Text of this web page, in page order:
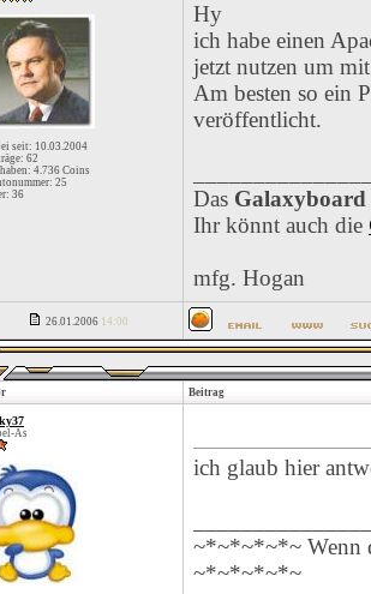
seit: 10.03.2004
62
4.736 Coins
25
36
Hy
ich habe einen
jetzt nutzen um
Am besten so ein
veröffentlicht.
Das Galaxyboard
Ihr könnt auch die
mfg. Hogan
26.01.2006 14:00
Beitrag
As
ich glaub hier
~*~*~*~*~ Wenn
~*~*~*~*~